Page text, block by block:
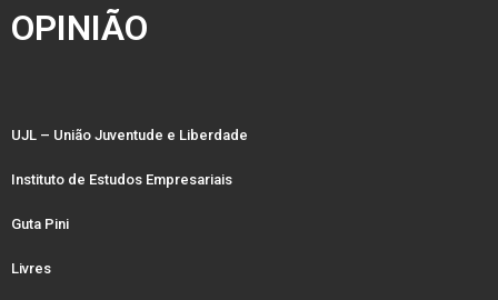
OPINIÃO
UJL – União Juventude e Liberdade
Instituto de Estudos Empresariais
Guta Pini
Livres